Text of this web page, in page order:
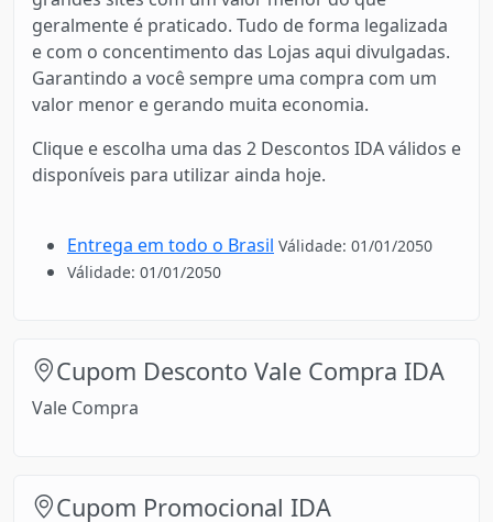
geralmente é praticado. Tudo de forma legalizada
e com o concentimento das Lojas aqui divulgadas.
Garantindo a você sempre uma compra com um
valor menor e gerando muita economia.
Clique e escolha uma das 2 Descontos IDA válidos e
disponíveis para utilizar ainda hoje.
Entrega em todo o Brasil Válidade: 01/01/2050
Válidade: 01/01/2050
Cupom Desconto Vale Compra IDA
Vale Compra
Cupom Promocional IDA